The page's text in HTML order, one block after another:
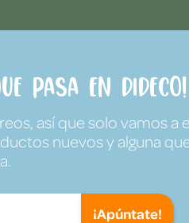
pasa en Dideco!
así que solo vamos a
nuevos y alguna
¡Apúntate!